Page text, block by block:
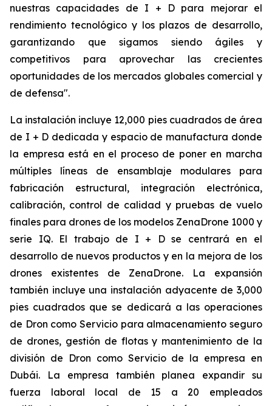
nuestras capacidades de I + D para mejorar el
rendimiento tecnológico y los plazos de desarrollo,
garantizando que sigamos siendo ágiles y
competitivos para aprovechar las crecientes
oportunidades de los mercados globales comercial y
de defensa".
La instalación incluye 12,000 pies cuadrados de área
de I + D dedicada y espacio de manufactura donde
la empresa está en el proceso de poner en marcha
múltiples líneas de ensamblaje modulares para
fabricación estructural, integración electrónica,
calibración, control de calidad y pruebas de vuelo
finales para drones de los modelos ZenaDrone 1000 y
serie IQ. El trabajo de I + D se centrará en el
desarrollo de nuevos productos y en la mejora de los
drones existentes de ZenaDrone. La expansión
también incluye una instalación adyacente de 3,000
pies cuadrados que se dedicará a las operaciones
de Dron como Servicio para almacenamiento seguro
de drones, gestión de flotas y mantenimiento de la
división de Dron como Servicio de la empresa en
Dubái. La empresa también planea expandir su
fuerza laboral local de 15 a 20 empleados